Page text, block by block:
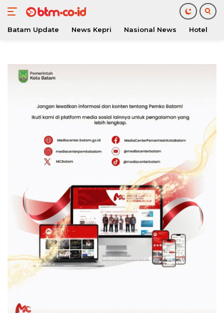
konten
Batam Update News Kepri Nasional News Hotel